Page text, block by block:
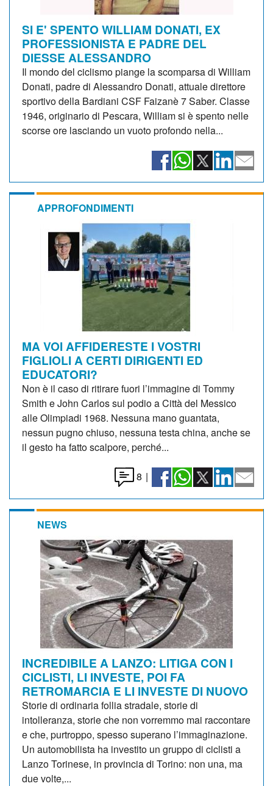
SI E' SPENTO WILLIAM DONATI, EX
PROFESSIONISTA E PADRE DEL
DIESSE ALESSANDRO
Il mondo del ciclismo piange la scomparsa di William
Donati, padre di Alessandro Donati, attuale direttore
sportivo della Bardiani CSF Faizanè 7 Saber. Classe
1946, originario di Pescara, William si è spento nelle
scorse ore lasciando un vuoto profondo nella...
APPROFONDIMENTI
MA VOI AFFIDERESTE I VOSTRI
FIGLIOLI A CERTI DIRIGENTI ED
EDUCATORI?
Non è il caso di ritirare fuori l’immagine di Tommy
Smith e John Carlos sul podio a Città del Messico
alle Olimpiadi 1968. Nessuna mano guantata,
nessun pugno chiuso, nessuna testa china, anche se
il gesto ha fatto scalpore, perché...
8 |
NEWS
INCREDIBILE A LANZO: LITIGA CON I
CICLISTI, LI INVESTE, POI FA
RETROMARCIA E LI INVESTE DI NUOVO
Storie di ordinaria follia stradale, storie di
intolleranza, storie che non vorremmo mai raccontare
e che, purtroppo, spesso superano l’immaginazione.
Un automobilista ha investito un gruppo di ciclisti a
Lanzo Torinese, in provincia di Torino: non una, ma
due volte,...